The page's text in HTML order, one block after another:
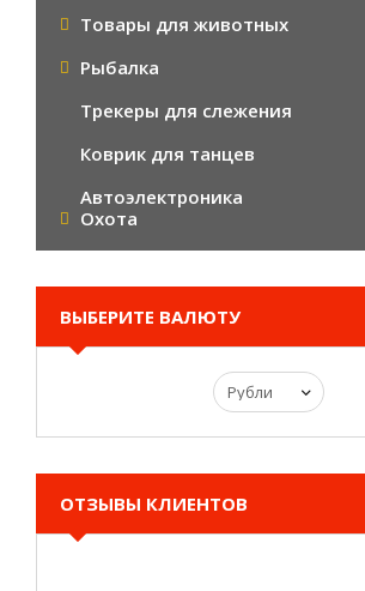
Товары для животных
Рыбалка
Трекеры для слежения
Коврик для танцев
Автоэлектроника
Охота
ВЫБЕРИТЕ ВАЛЮТУ
ОТЗЫВЫ КЛИЕНТОВ